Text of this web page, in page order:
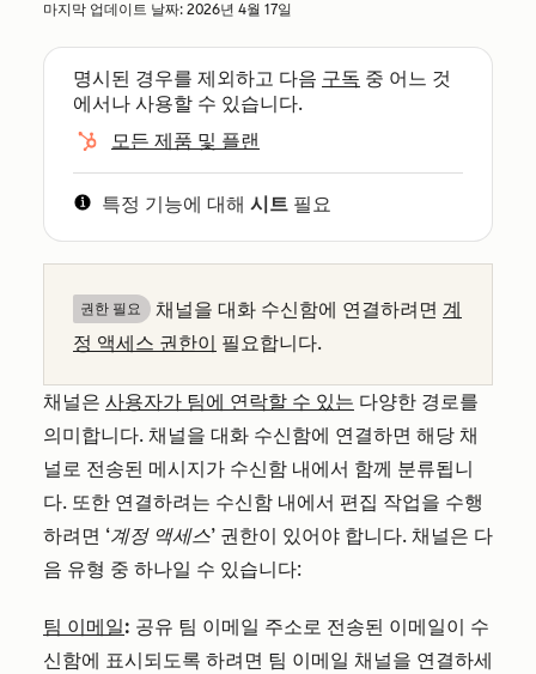
마지막 업데이트 날짜: 2026년 4월 17일
명시된 경우를 제외하고 다음 구독 중 어느 것
에서나 사용할 수 있습니다.
모든 제품 및 플랜
특정 기능에 대해 시트 필요
권한 필요 채널을 대화 수신함에 연결하려면 계
정 액세스 권한이 필요합니다.
채널은 사용자가 팀에 연락할 수 있는 다양한 경로를
의미합니다. 채널을 대화 수신함에 연결하면 해당 채
널로 전송된 메시지가 수신함 내에서 함께 분류됩니
다. 또한 연결하려는 수신함 내에서 편집 작업을 수행
하려면 ‘계정 액세스’ 권한이 있어야 합니다. 채널은 다
음 유형 중 하나일 수 있습니다:
팀 이메일: 공유 팀 이메일 주소로 전송된 이메일이 수
신함에 표시되도록 하려면 팀 이메일 채널을 연결하세